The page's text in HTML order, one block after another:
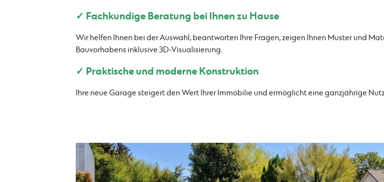
✓ Fachkundige Beratung bei Ihnen zu Hause
Wir helfen Ihnen bei der Auswahl, beantworten Ihre Fragen, zeigen Ihnen Muster und
Bauvorhabens inklusive 3D-Visualisierung.
✓ Praktische und moderne Konstruktion
Ihre neue Garage steigert den Wert Ihrer Immobilie und ermöglicht eine ganzjährige